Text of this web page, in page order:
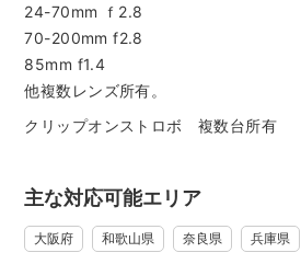
【奈良】
の一部地域にも出張を行っております
〇-----〇
①ご希望の撮影場所の許可をお取りく
参りでご祈祷中の撮影をご希望の場合
可能かもご確認くださいませ。
24-70mm ｆ2.8
70-200mm f2.8
85mm f1.4
他複数レンズ所有。
クリップオンストロボ 複数台所有
主な対応可能エリア
大阪府 和歌山県 奈良県 兵庫県